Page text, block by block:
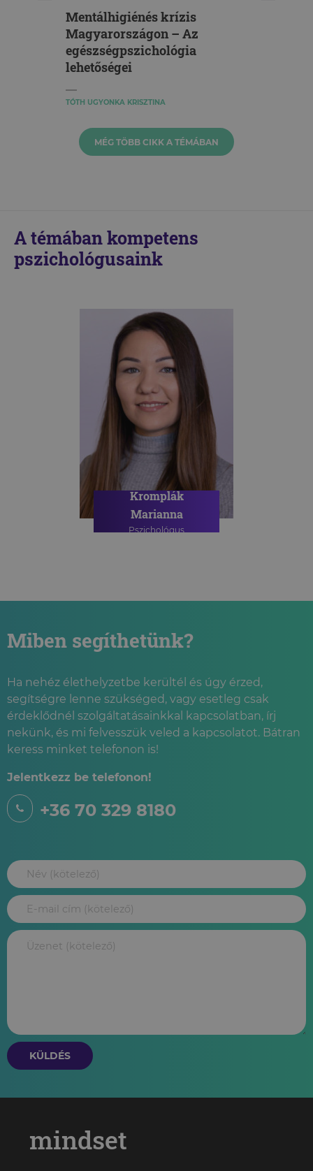
Mentálhigiénés krízis
Magyarországon – Az
egészségpszichológia
lehetőségei
TÓTH UGYONKA KRISZTINA
MÉG TÖBB CIKK A TÉMÁBAN
A témában kompetens
pszichológusaink
Kromplák
Marianna
Pszichológus
SPORTPSZICHOLÓGIAI
Miben segíthetünk?
Ha nehéz élethelyzetbe kerültél és úgy érzed,
segítségre lenne szükséged, vagy esetleg csak
érdeklődnél szolgáltatásainkkal kapcsolatban, írj
nekünk, és mi felvesszük veled a kapcsolatot. Bátran
keress minket telefonon is!
Jelentkezz be telefonon!
+36 70 329 8180
KÜLDÉS
mindset